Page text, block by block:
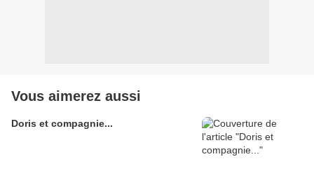
Vous aimerez aussi
Doris et compagnie...